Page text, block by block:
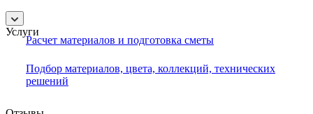
Услуги
Расчет материалов и подготовка сметы
Подбор материалов, цвета, коллекций, технических
решений